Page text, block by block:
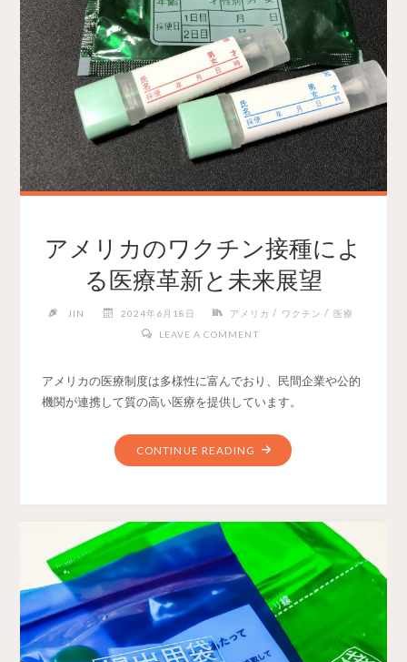
アメリカのワクチン接種によ
る医療革新と未来展望
JIN 2024年6月18日 アメリカ / ワクチン / 医療
LEAVE A COMMENT
アメリカの医療制度は多様性に富んでおり、民間企業や公的
機関が連携して質の高い医療を提供しています。
CONTINUE READING